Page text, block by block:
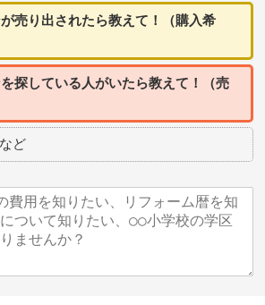
売り出されたら教えて！（購入希
探している人がいたら教えて！（売
ど